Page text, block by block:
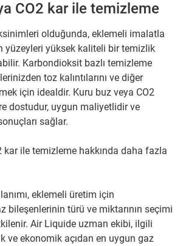
CO2 kar ile temizleme
olduğunda, eklemeli imalatla
yüzeyleri yüksek kaliteli bir temizlik
Karbondioksit bazlı temizleme
toz kalıntılarını ve diğer
için idealdir. Kuru buz veya CO2
dostudur, uygun maliyetlidir ve
sağlar.
kar ile temizleme hakkında daha fazla
eklemeli üretim için
bileşenlerinin türü ve miktarının seçimi
Air Liquide uzman ekibi, ilgili
ve ekonomik açıdan en uygun gaz